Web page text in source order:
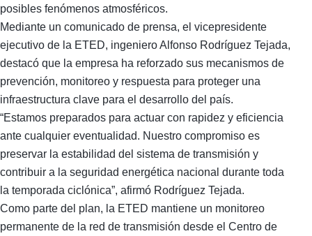
posibles fenómenos atmosféricos.
Mediante un comunicado de prensa, el vicepresidente
ejecutivo de la ETED, ingeniero Alfonso Rodríguez Tejada,
destacó que la empresa ha reforzado sus mecanismos de
prevención, monitoreo y respuesta para proteger una
infraestructura clave para el desarrollo del país.
“Estamos preparados para actuar con rapidez y eficiencia
ante cualquier eventualidad. Nuestro compromiso es
preservar la estabilidad del sistema de transmisión y
contribuir a la seguridad energética nacional durante toda
la temporada ciclónica”, afirmó Rodríguez Tejada.
Como parte del plan, la ETED mantiene un monitoreo
permanente de la red de transmisión desde el Centro de